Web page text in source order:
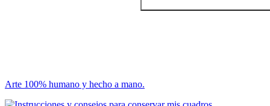
Arte 100% humano y hecho a mano.